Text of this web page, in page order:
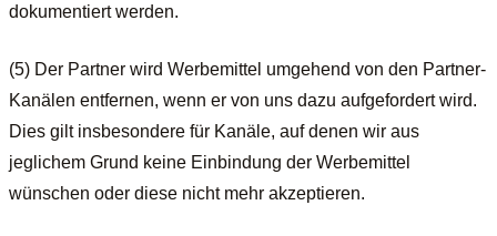
dokumentiert werden.
(5) Der Partner wird Werbemittel umgehend von den Partner-
Kanälen entfernen, wenn er von uns dazu aufgefordert wird.
Dies gilt insbesondere für Kanäle, auf denen wir aus
jeglichem Grund keine Einbindung der Werbemittel
wünschen oder diese nicht mehr akzeptieren.